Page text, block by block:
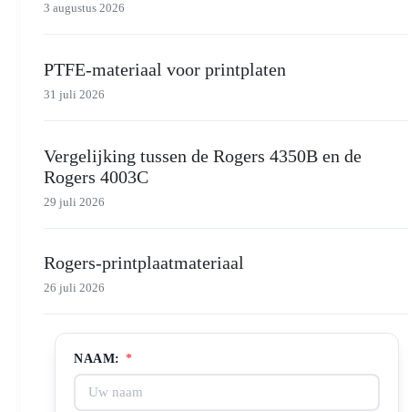
3 augustus 2026
PTFE-materiaal voor printplaten
31 juli 2026
Vergelijking tussen de Rogers 4350B en de
Rogers 4003C
29 juli 2026
Rogers-printplaatmateriaal
26 juli 2026
NAAM: *